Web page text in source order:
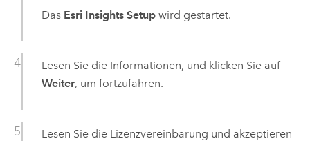
Das Esri Insights Setupwird gestartet.
Lesen Sie die Informationen, und klicken Sie auf
Weiter, um fortzufahren.
Lesen Sie die Lizenzvereinbarung und akzeptieren